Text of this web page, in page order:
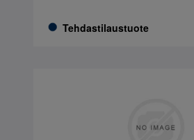
Tehdastilaustuote